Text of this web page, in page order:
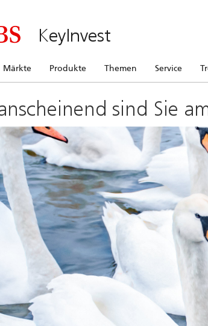
KeyInvest
Märkte Produkte Themen Service
sind Sie